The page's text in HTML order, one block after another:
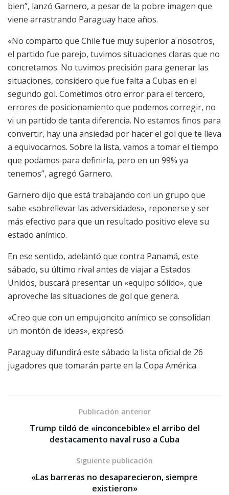
bien”, lanzó Garnero, a pesar de la pobre imagen que
viene arrastrando Paraguay hace años.
«No comparto que Chile fue muy superior a nosotros,
el partido fue parejo, tuvimos situaciones claras que no
concretamos. No tuvimos precisión para generar las
situaciones, considero que fue falta a Cubas en el
segundo gol. Cometimos otro error para el tercero,
errores de posicionamiento que podemos corregir, no
vi un partido de tanta diferencia. No estamos finos para
convertir, hay una ansiedad por hacer el gol que te lleva
a equivocarnos. Sobre la lista, vamos a tomar el tiempo
que podamos para definirla, pero en un 99% ya
tenemos”, agregó Garnero.
Garnero dijo que está trabajando con un grupo que
sabe «sobrellevar las adversidades», reponerse y ser
más efectivo para que un resultado positivo eleve su
estado anímico.
En ese sentido, adelantó que contra Panamá, este
sábado, su último rival antes de viajar a Estados
Unidos, buscará presentar un «equipo sólido», que
aproveche las situaciones de gol que genera.
«Creo que con un empujoncito anímico se consolidan
un montón de ideas», expresó.
Paraguay difundirá este sábado la lista oficial de 26
jugadores que tomarán parte en la Copa América.
Publicación anterior
Trump tildó de «inconcebible» el arribo del
destacamento naval ruso a Cuba
Siguiente publicación
«Las barreras no desaparecieron, siempre
existieron»